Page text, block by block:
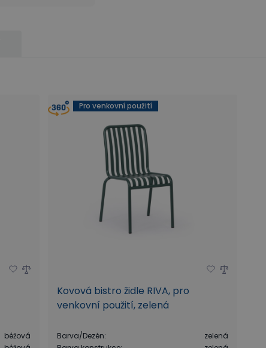
béžová
Pro venkovní použití
Kovová bistro židle RIVA, pro
venkovní použití, zelená
Barva/Dezén:
zelená